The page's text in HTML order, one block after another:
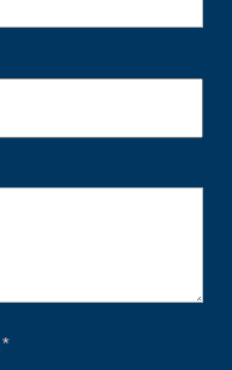
*